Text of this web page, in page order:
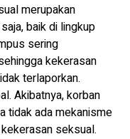
merupakan
baik di lingkup
sering
kekerasan
terlaporkan.
Akibatnya, korban
tidak ada mekanisme
seksual.